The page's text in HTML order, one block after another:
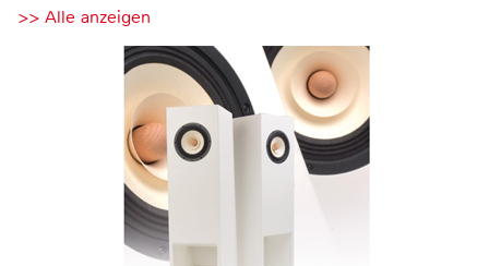
>> Alle anzeigen